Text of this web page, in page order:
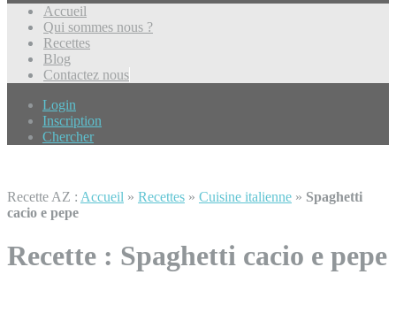
Accueil
Qui sommes nous ?
Recettes
Blog
Contactez nous
Login
Inscription
Chercher
Recette AZ : Accueil » Recettes » Cuisine italienne » Spaghetti
cacio e pepe
Recette : Spaghetti cacio e pepe